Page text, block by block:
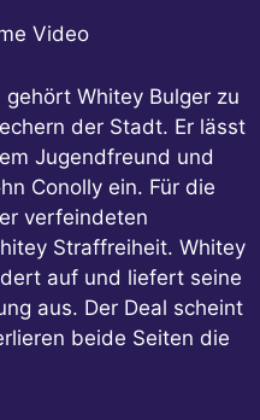
Video
Whitey Bulger zu
der Stadt. Er lässt
Jugendfreund und
Conolly ein. Für die
verfeindeten
Straffreiheit. Whitey
auf und liefert seine
aus. Der Deal scheint
beide Seiten die